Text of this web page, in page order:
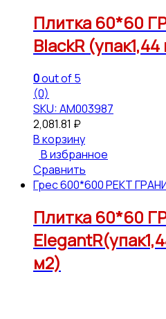
Плитка 60*60
BlackR
0out of 5
(0)
SKU: АМ003987
2,081.81 ₽
В корзину
В избранное
Сравнить
Грес 600*600 РЕКТ
Плитка 60*60
м2)